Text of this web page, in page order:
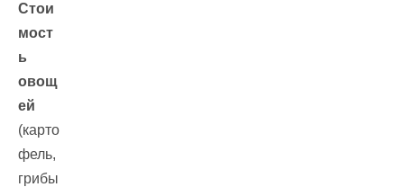
Стои
мост
ь
овощ
ей
(карто
фель,
грибы